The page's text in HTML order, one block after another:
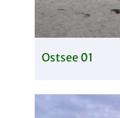
Ostsee 01